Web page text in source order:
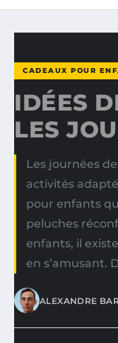
CADEAUX POUR
IDÉES
LES
Les journées
activités
pour enfants
peluches
enfants, il
en s’amusant.
ALEXANDRE